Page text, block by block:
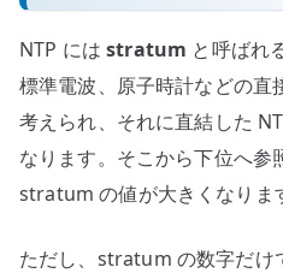
NTP にはstratum と呼ばれ
標準電波、原子時計などの
考えられ、それに直結した
なります。そこから下位へ参
stratum の値が大きくなりま
ただし、stratum の数字だけ